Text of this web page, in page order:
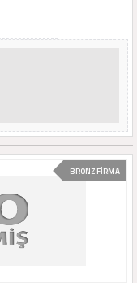
BRONZ FİRMA